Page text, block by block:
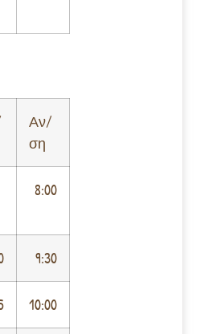
Αν/
ση
8:00
9:30
10:00